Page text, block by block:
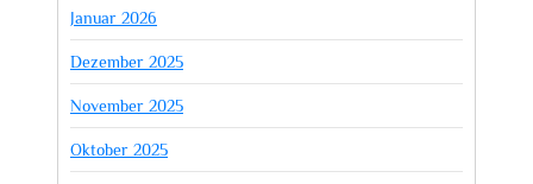
Januar 2026
Dezember 2025
November 2025
Oktober 2025